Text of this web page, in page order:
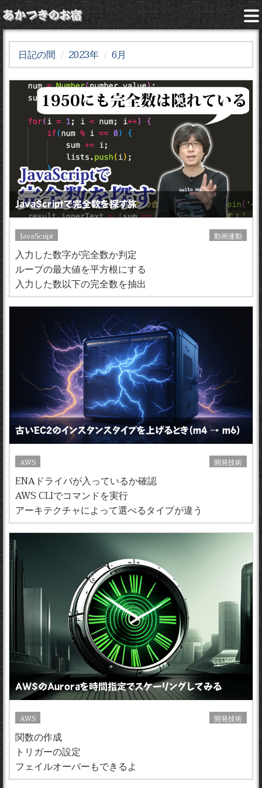
あかつきのお宿
日記の間 2023年 6月
JavaScriptで完全数を探す旅
JavaScript 動画連動
入力した数字が完全数か判定
ループの最大値を平方根にする
入力した数以下の完全数を抽出
古いEC2のインスタンスタイプを上げるとき（m4 → m6）
AWS 開発技術
ENAドライバが入っているか確認
AWS CLIでコマンドを実行
アーキテクチャによって選べるタイプが違う
AWSのAuroraを時間指定でスケーリングしてみる
AWS 開発技術
関数の作成
トリガーの設定
フェイルオーバーもできるよ